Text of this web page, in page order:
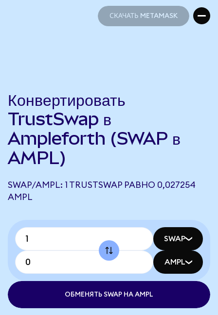
СКАЧАТЬ METAMASK
Конвертировать
TrustSwap в
Ampleforth (SWAP в
AMPL)
SWAP/AMPL: 1 TRUSTSWAP РАВНО 0,027254
AMPL
SWAP
AMPL
ОБМЕНЯТЬ SWAP НА AMPL